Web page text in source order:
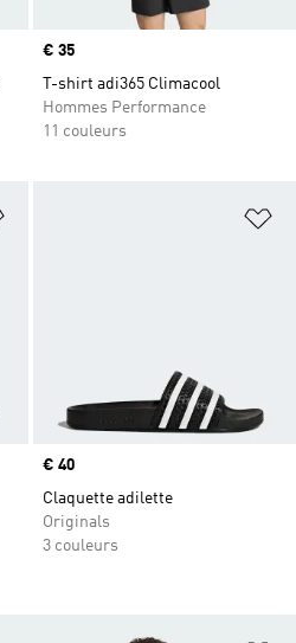
Prix
€ 35
T-shirt adi365 Climacool
Hommes Performance
11 couleurs
Ajouter à la Liste de produits
Prix
€ 40
Claquette adilette
Originals
3 couleurs